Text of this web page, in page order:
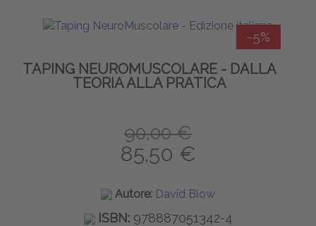
-5%
TAPING NEUROMUSCOLARE - DALLA
TEORIA ALLA PRATICA
90,00 €
85,50 €
Autore: David Blow
ISBN: 978887051342-4